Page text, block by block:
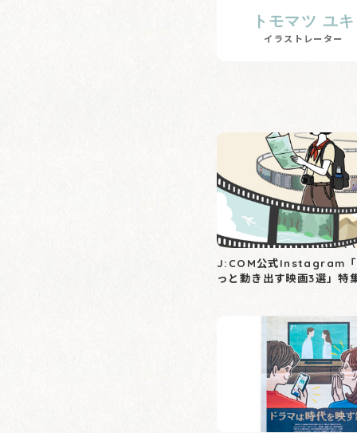
トモマツ ユキ
イラストレーター
J:COM公式Instagram「
っと動き出す映画3選」特